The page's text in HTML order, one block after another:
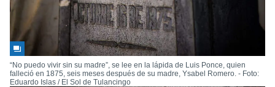
“No puedo vivir sin su madre”, se lee en la lápida de Luis Ponce, quien
falleció en 1875, seis meses después de su madre, Ysabel Romero. - Foto:
Eduardo Islas / El Sol de Tulancingo